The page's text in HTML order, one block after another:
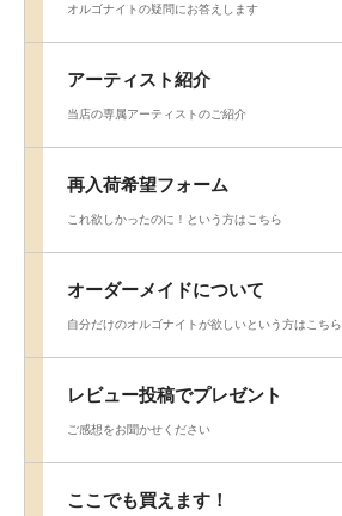
オルゴナイトの疑問にお答えします
アーティスト紹介
当店の専属アーティストのご紹介
再入荷希望フォーム
これ欲しかったのに！という方はこちら
オーダーメイドについて
自分だけのオルゴナイトが欲しいという方はこちら
レビュー投稿でプレゼント
ご感想をお聞かせください
ここでも買えます！